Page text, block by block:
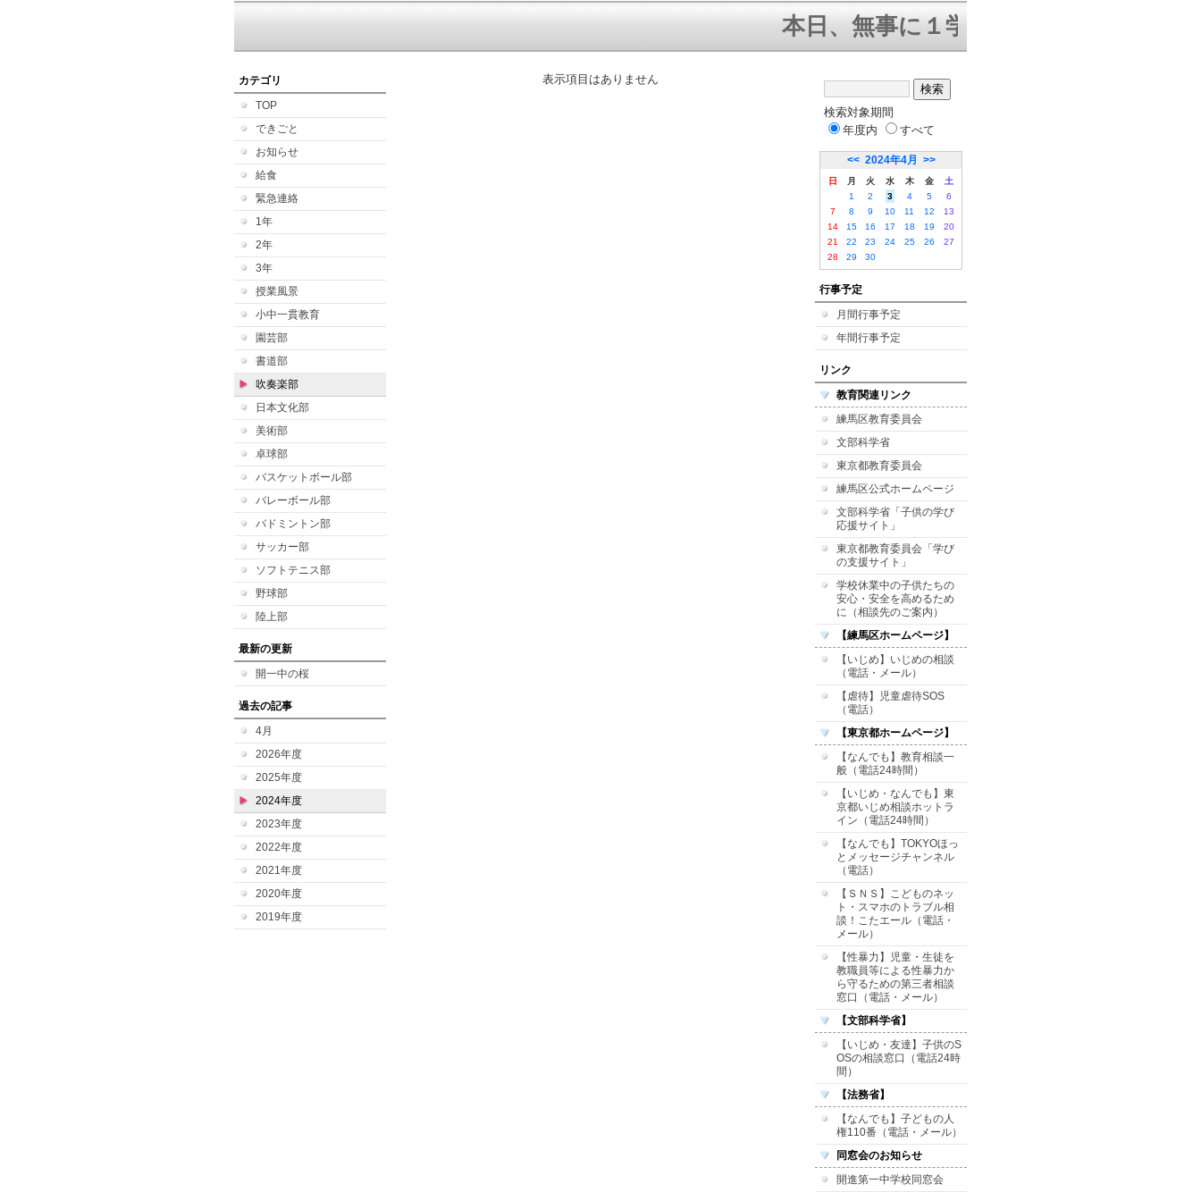
本日、無事に１学期終業式を迎えるこ
カテゴリ
TOP
できごと
お知らせ
給食
緊急連絡
1年
2年
3年
授業風景
小中一貫教育
園芸部
書道部
吹奏楽部
日本文化部
美術部
卓球部
バスケットボール部
バレーボール部
バドミントン部
サッカー部
ソフトテニス部
野球部
陸上部
最新の更新
開一中の桜
過去の記事
4月
2026年度
2025年度
2024年度
2023年度
2022年度
2021年度
2020年度
2019年度
表示項目はありません
検索対象期間
年度内
すべて
<< 2024年4月 >>
日 月 火 水 木 金
土
1
2 3 4 5
6
7
8 9 10 11 12
13
14
15 16 17 18 19
20
21
22 23 24 25 26
27
28
29 30
行事予定
月間行事予定
年間行事予定
リンク
教育関連リンク
練馬区教育委員会
文部科学省
東京都教育委員会
練馬区公式ホームページ
文部科学省「子供の学び
応援サイト」
東京都教育委員会「学び
の支援サイト」
学校休業中の子供たちの
安心・安全を高めるため
に（相談先のご案内）
【練馬区ホームページ】
【いじめ】いじめの相談
（電話・メール）
【虐待】児童虐待SOS
（電話）
【東京都ホームページ】
【なんでも】教育相談一
般（電話24時間）
【いじめ・なんでも】東
京都いじめ相談ホットラ
イン（電話24時間）
【なんでも】TOKYOほっ
とメッセージチャンネル
（電話）
【ＳＮＳ】こどものネッ
ト・スマホのトラブル相
談！こたエール（電話・
メール）
【性暴力】児童・生徒を
教職員等による性暴力か
ら守るための第三者相談
窓口（電話・メール）
【文部科学省】
【いじめ・友達】子供のS
OSの相談窓口（電話24時
間）
【法務省】
【なんでも】子どもの人
権110番（電話・メール）
同窓会のお知らせ
開進第一中学校同窓会